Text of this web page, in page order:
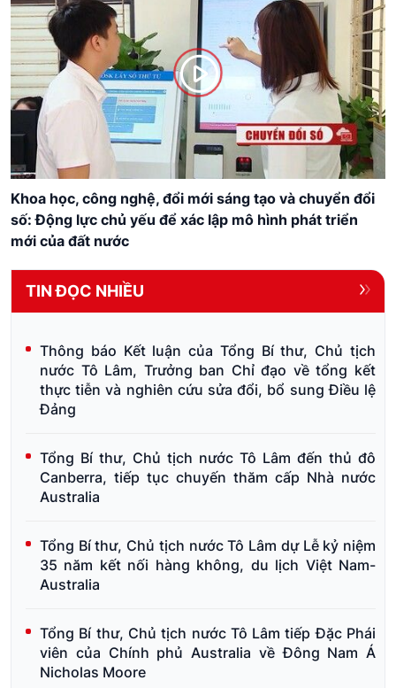
Chuyển đổi số: Đòn bẩy cho Hải Phòng cất cánh
TIN ĐỌC NHIỀU
Thông báo Kết luận của Tổng Bí thư, Chủ tịch
nước Tô Lâm, Trưởng ban Chỉ đạo về tổng kết
thực tiễn và nghiên cứu sửa đổi, bổ sung Điều lệ
Đảng
Tổng Bí thư, Chủ tịch nước Tô Lâm đến thủ đô
Canberra, tiếp tục chuyến thăm cấp Nhà nước
Australia
Tổng Bí thư, Chủ tịch nước Tô Lâm dự Lễ kỷ niệm
35 năm kết nối hàng không, du lịch Việt Nam-
Australia
Tổng Bí thư, Chủ tịch nước Tô Lâm tiếp Đặc Phái
viên của Chính phủ Australia về Đông Nam Á
Nicholas Moore